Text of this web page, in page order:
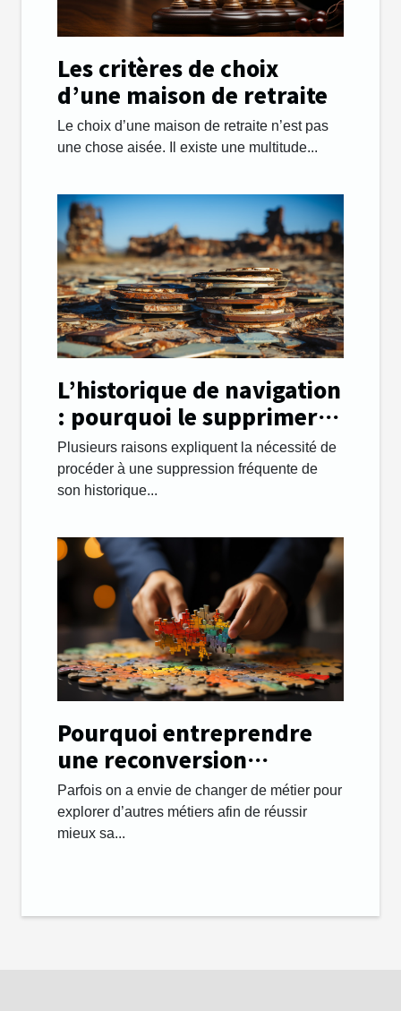
Les critères de choix
d’une maison de retraite
Le choix d’une maison de retraite n’est pas
une chose aisée. Il existe une multitude...
L’historique de navigation
: pourquoi le supprimer
régulièrement ?
Plusieurs raisons expliquent la nécessité de
procéder à une suppression fréquente de
son historique...
Pourquoi entreprendre
une reconversion
professionnelle et
changer de métier ?
Parfois on a envie de changer de métier pour
explorer d’autres métiers afin de réussir
mieux sa...